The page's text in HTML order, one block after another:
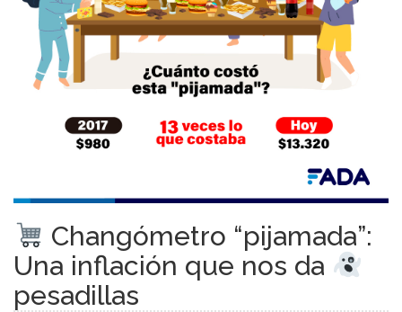
Changómetro “pijamada”:
Una inflación que nos da
pesadillas